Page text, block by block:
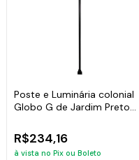
Poste e Luminária colonial
Globo G de Jardim Preto
R$234,16
à vista no Pix ou Boleto